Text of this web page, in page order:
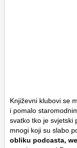
Književni klubovi se
i pomalo
svatko tko je svjetski
mnogi koji su slabo
obliku podcasta,